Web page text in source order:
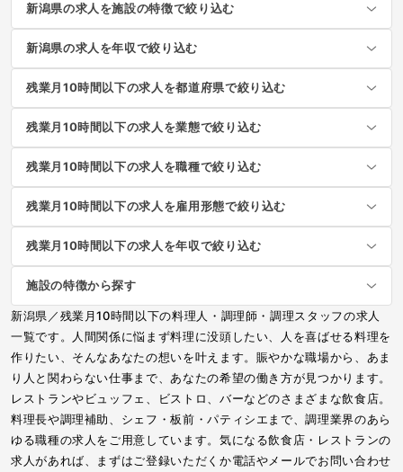
新潟県の求人を施設の特徴で絞り込む
新潟県の求人を年収で絞り込む
残業月10時間以下の求人を都道府県で絞り込む
残業月10時間以下の求人を業態で絞り込む
残業月10時間以下の求人を職種で絞り込む
残業月10時間以下の求人を雇用形態で絞り込む
残業月10時間以下の求人を年収で絞り込む
施設の特徴から探す
新潟県／残業月10時間以下の料理人・調理師・調理スタッフの求人
一覧です。人間関係に悩まず料理に没頭したい、人を喜ばせる料理を
作りたい、そんなあなたの想いを叶えます。賑やかな職場から、あま
り人と関わらない仕事まで、あなたの希望の働き方が見つかります。
レストランやビュッフェ、ビストロ、バーなどのさまざまな飲食店。
料理長や調理補助、シェフ・板前・パティシエまで、調理業界のあら
ゆる職種の求人をご用意しています。気になる飲食店・レストランの
求人があれば、まずはご登録いただくか電話やメールでお問い合わせ